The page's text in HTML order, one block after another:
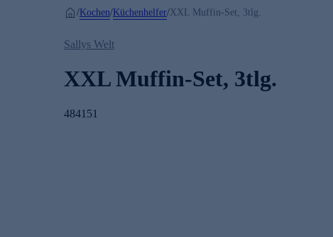
/Kochen/Küchenhelfer/XXL Muffin-Set, 3tlg.
Sallys Welt
XXL Muffin-Set, 3tlg.
484151